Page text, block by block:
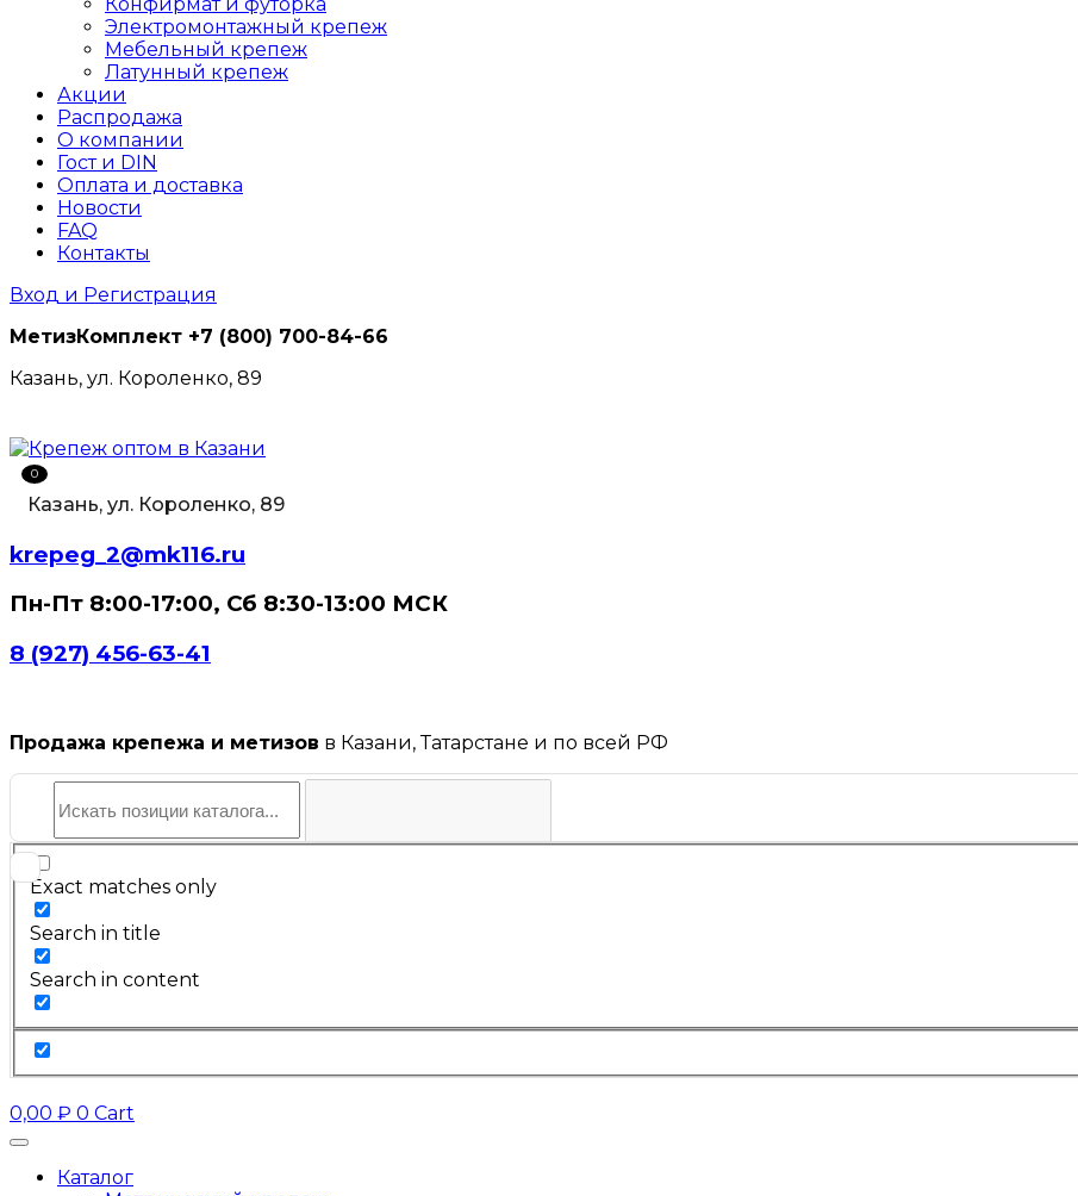
Электромонтажный крепеж
Мебельный крепеж
Латунный крепеж
Акции
Распродажа
О компании
Гост и DIN
Оплата и доставка
Новости
FAQ
Контакты
Вход и Регистрация
МетизКомплект +7 (800) 700-84-66
Казань, ул. Короленко, 89
0
Казань, ул. Короленко, 89
krepeg_2@mk116.ru
Пн-Пт 8:00-17:00, Сб 8:30-13:00 МСК
8 (927) 456-63-41
Продажа крепежа и метизов в Казани, Татарстане и по всей РФ
Exact matches only
Search in title
Search in content
0,00 ₽ 0 Cart
Каталог